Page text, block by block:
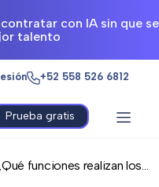
con IA sin que se
talento
+52 558 526 6812
Prueba gratis
funciones realizan los...